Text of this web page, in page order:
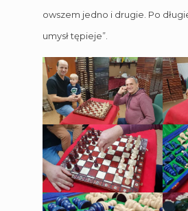
owszem jedno i drugie. Po
umysł tępieje”.